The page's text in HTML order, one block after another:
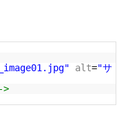
alt="サ